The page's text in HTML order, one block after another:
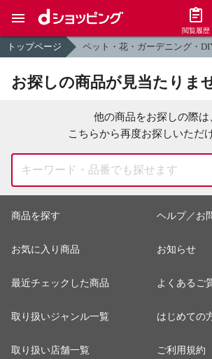
閲覧履歴
トップページ ペット・花・ガーデニング・
お探しの商品が見当たりま
他の商品をお探しの際は
こちらから再度お探しいただ
商品を探す
お気に入り商品
最近チェックした商品
取り扱いジャンル一覧
取り扱い店舗一覧
ヘルプ／お
お知らせ
よくあるご
はじめての
ご利用規約